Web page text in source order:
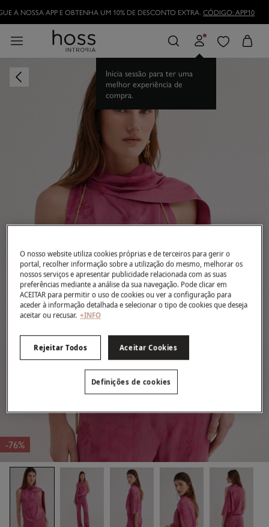
A NOSSA APP E OBTENHA UM 10% DE DESCONTO EXTRA.CÓDIGO: APP10
Inicia sessão para ter uma
melhor experiência de
compra.
-76%
O nosso website utiliza cookies próprias e de terceiros para gerir o
portal, recolher informação sobre a utilização do mesmo, melhorar os
nossos serviços e apresentar publicidade relacionada com as suas
preferências mediante a análise da sua navegação. Pode clicar em
ACEITAR para permitir o uso de cookies ou ver a configuração para
aceder à informação detalhada e selecionar o tipo de cookies que deseja
aceitar ou recusar. +INFO
Rejeitar Todos Aceitar Cookies
Definições de cookies